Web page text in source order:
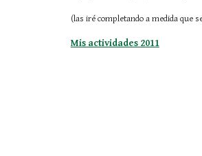
(las iré completando a medida que
Mis actividades 2011